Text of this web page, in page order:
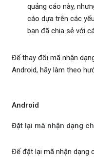
quảng cáo này,
cáo dựa trên các
bạn đã chia sẻ với
Để thay đổi mã nhận
Android, hãy làm theo
Android
Đặt lại mã nhận dạng
Để đặt lại mã nhận dạng